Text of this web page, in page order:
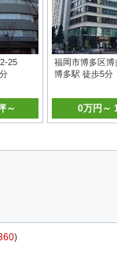
25
～
福岡市博多区
博多駅 徒歩5分
0万円～
)